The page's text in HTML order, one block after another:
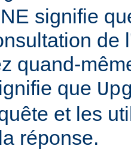
signifie
de
quand-
que
et les
réponse.